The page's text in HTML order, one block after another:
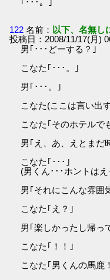
｢･･･。｣
122 名前： 以下、名無し
投稿日：2008/11/17(月)
男｢･･･どーする？｣
こなた｢･･･。｣
男｢･･･。｣
こなた(ここは言い出
こなた｢そのホテルで
男｢え、あ、えとまだ
こなた｢･･･｣
(男くん･･･ホントは
男｢それにこんな雰囲
こなた｢え？｣
男｢楽しかったし帰っ
こなた｢！！｣
こなた｢男くんの馬鹿